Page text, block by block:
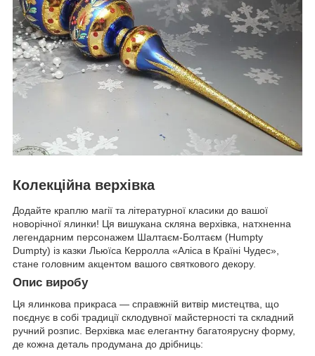
Колекційна верхівка
Додайте краплю магії та літературної класики до вашої
новорічної ялинки! Ця вишукана скляна верхівка, натхненна
легендарним персонажем Шалтаєм-Болтаєм (Humpty
Dumpty) із казки Льюїса Керролла «Аліса в Країні Чудес»,
стане головним акцентом вашого святкового декору.
Опис виробу
Ця ялинкова прикраса — справжній витвір мистецтва, що
поєднує в собі традиції склодувної майстерності та складний
ручний розпис. Верхівка має елегантну багатоярусну форму,
де кожна деталь продумана до дрібниць: